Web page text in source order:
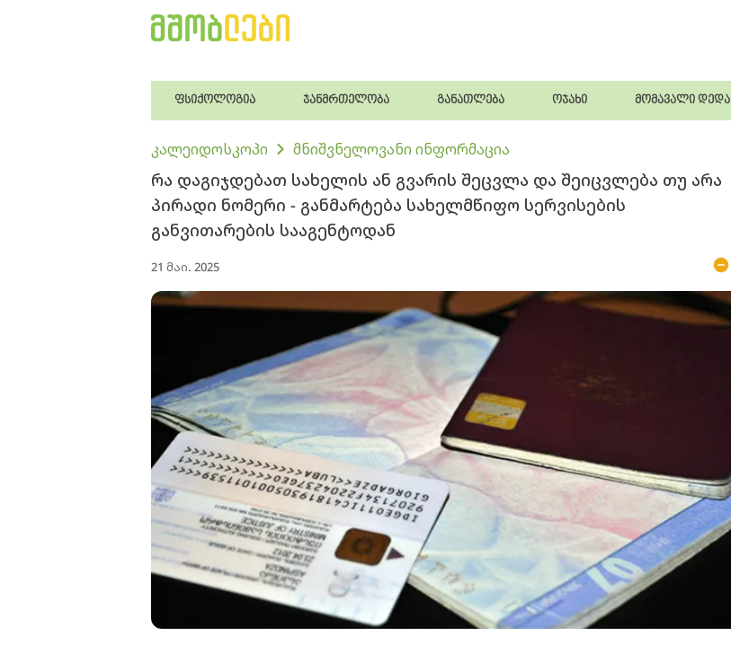
ფსიქოლოგია ჯანმრთელობა განათლება ოჯახი მომავალი დედა
კალეიდოსკოპი მნიშვნელოვანი ინფორმაცია
რა დაგიჯდებათ სახელის ან გვარის შეცვლა და შეიცვლება თუ არა
პირადი ნომერი - განმარტება სახელმწიფო სერვისების
განვითარების სააგენტოდან
21 მაი. 2025